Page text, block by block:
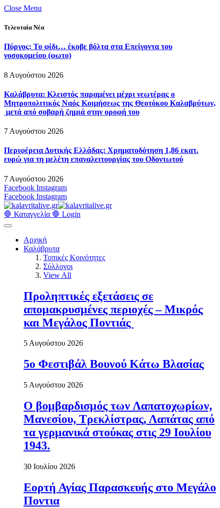
Close Menu
Τελευταία Νέα
Πύργος: Το φίδι… έκοβε βόλτα στα Επείγοντα του
νοσοκομείου (φωτο)
8 Αυγούστου 2026
Καλάβρυτα: Κλειστός παραμένει μέχρι νεωτέρας ο
Μητροπολιτικός Ναός Κοιμήσεως της Θεοτόκου Καλαβρύτων,
μετά από σοβαρή ζημιά στην οροφή του
7 Αυγούστου 2026
Περιφέρεια Δυτικής Ελλάδας: Χρηματοδότηση 1,86 εκατ.
ευρώ για τη μελέτη επαναλειτουργίας του Οδοντωτού
7 Αυγούστου 2026
Facebook Instagram
Facebook Instagram
🛑 Καταγγελία 🛑 Login
Αρχική
Καλάβρυτα
Τοπικές Κοινότητες
Σύλλογοι
View All
Προληπτικές εξετάσεις σε
απομακρυσμένες περιοχές – Μικρός
και Μεγάλος Ποντιάς
5 Αυγούστου 2026
5ο Φεστιβάλ Βουνού Κάτω Βλασίας
5 Αυγούστου 2026
Ο βομβαρδισμός των Λαπατοχωρίων,
Μανεσίου, Τρεκλίστρας, Λαπάτας από
τα γερμανικά στούκας στις 29 Ιουλίου
1943.
30 Ιουλίου 2026
Εορτή Αγίας Παρασκευής στο Μεγάλο
Ποντια